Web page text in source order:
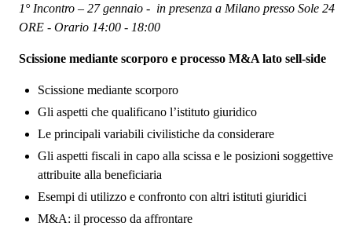
1° Incontro – 27 gennaio - in presenza a Milano presso Sole 24
ORE - Orario 14:00 - 18:00
Scissione mediante scorporo e processo M&A lato sell‑side
Scissione mediante scorporo
Gli aspetti che qualificano l’istituto giuridico
Le principali variabili civilistiche da considerare
Gli aspetti fiscali in capo alla scissa e le posizioni soggettive
attribuite alla beneficiaria
Esempi di utilizzo e confronto con altri istituti giuridici
M&A: il processo da affrontare